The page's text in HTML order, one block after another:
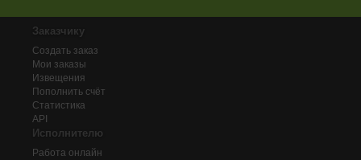
Заказчику
Создать заказ
Мои заказы
Извещения
Пополнить счёт
Статистика
API
Исполнителю
Работа онлайн